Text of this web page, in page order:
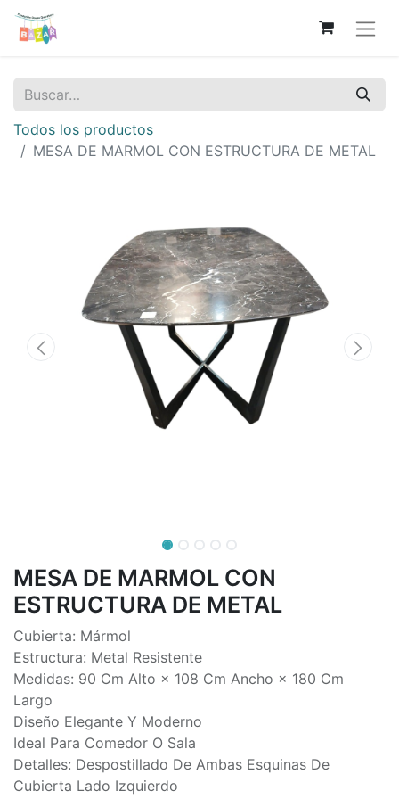
Todos los productos
MESA DE MARMOL CON ESTRUCTURA DE METAL
MESA DE MARMOL CON
ESTRUCTURA DE METAL
Cubierta: Mármol
Estructura: Metal Resistente
Medidas: 90 Cm Alto × 108 Cm Ancho × 180 Cm
Largo
Diseño Elegante Y Moderno
Ideal Para Comedor O Sala
Detalles: Despostillado De Ambas Esquinas De
Cubierta Lado Izquierdo